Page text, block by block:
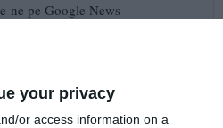
your privacy
or access information on a
ne pe Google News
articolul?